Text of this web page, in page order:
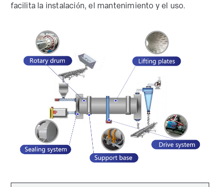
facilita la instalación, el mantenimiento y el uso.